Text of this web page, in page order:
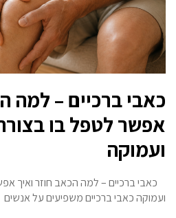
כאבי ברכיים – למה
אפשר לטפל בו
ועמוקה
כאבי ברכיים – למה הכאב חוזר ואיך
ועמוקה כאבי ברכיים משפיעים על אנשים